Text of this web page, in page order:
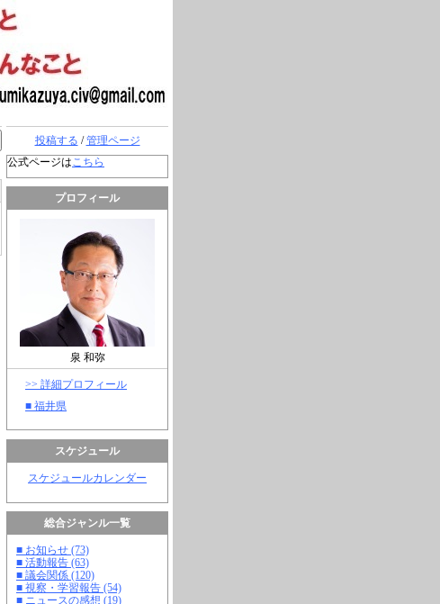
投稿する /管理ページ
公式ページはこちら
プロフィール
泉 和弥
>> 詳細プロフィール
■ 福井県
スケジュール
スケジュールカレンダー
総合ジャンル一覧
■ お知らせ (73)
■ 活動報告 (63)
■ 議会関係 (120)
■ 視察・学習報告 (54)
■ ニュースの感想 (19)